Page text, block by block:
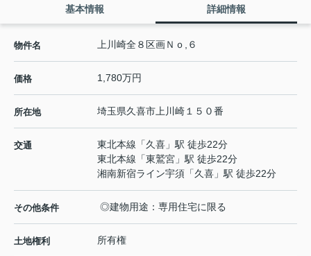
基本情報 詳細情報
物件名 上川崎全８区画Ｎｏ,６
価格 1,780万円
所在地 埼玉県久喜市 上川崎 １５０番
交通 東北本線 「久喜 」駅 徒歩22分
東北本線 「東鷲宮 」駅 徒歩22分
湘南新宿ライン宇須 「久喜 」駅 徒歩22分
その他条件 ◎建物用途：専用住宅に限る
土地権利 所有権